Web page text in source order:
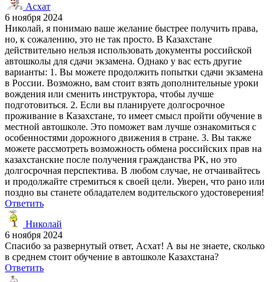
Асхат
6 ноября 2024
Николай, я понимаю ваше желание быстрее получить права,
но, к сожалению, это не так просто. В Казахстане
действительно нельзя использовать документы российской
автошколы для сдачи экзамена. Однако у вас есть другие
варианты: 1. Вы можете продолжить попытки сдачи экзамена
в России. Возможно, вам стоит взять дополнительные уроки
вождения или сменить инструктора, чтобы лучше
подготовиться. 2. Если вы планируете долгосрочное
проживание в Казахстане, то имеет смысл пройти обучение в
местной автошколе. Это поможет вам лучше ознакомиться с
особенностями дорожного движения в стране. 3. Вы также
можете рассмотреть возможность обмена российских прав на
казахстанские после получения гражданства РК, но это
долгосрочная перспектива. В любом случае, не отчаивайтесь
и продолжайте стремиться к своей цели. Уверен, что рано или
поздно вы станете обладателем водительского удостоверения!
Ответить
Николай
6 ноября 2024
Спасибо за развернутый ответ, Асхат! А вы не знаете, сколько
в среднем стоит обучение в автошколе Казахстана?
Ответить